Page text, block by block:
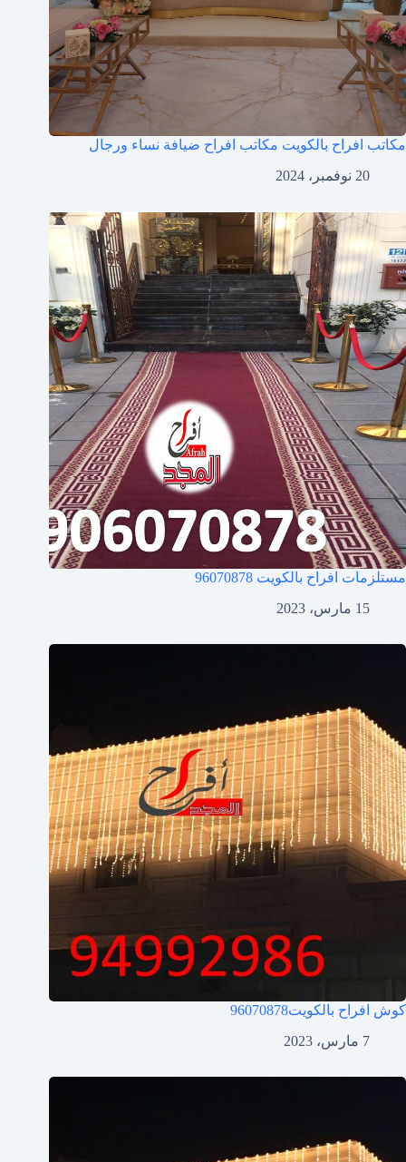
مكاتب افراح بالكويت مكاتب افراح ضيافة نساء ورجال
20 نوفمبر، 2024
مستلزمات افراح بالكويت 96070878
15 مارس، 2023
كوش افراح بالكويت96070878
7 مارس، 2023